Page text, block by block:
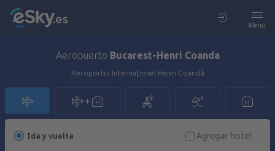
Menú
Aeropuerto Bucarest-Henri Coanda
Aeroportul Internaţional Henri Coandă
Ida y vuelta
Agregar hotel